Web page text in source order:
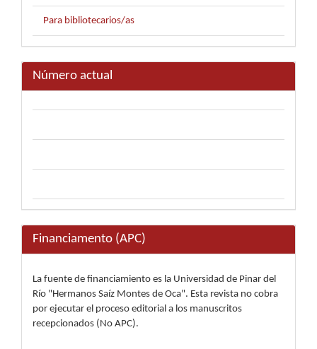
Para bibliotecarios/as
Número actual
Financiamento (APC)
La fuente de financiamiento es la Universidad de Pinar del
Río "Hermanos Saíz Montes de Oca". Esta revista no cobra
por ejecutar el proceso editorial a los manuscritos
recepcionados (No APC).